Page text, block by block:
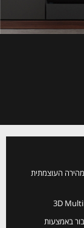
העוצמתית
באמצעות